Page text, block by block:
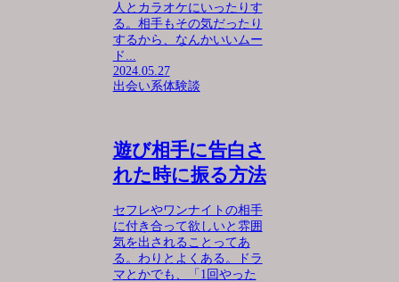
人とカラオケにいったりす
る。相手もその気だったり
するから、なんかいいムー
ド...
2024.05.27
出会い系体験談
遊び相手に告白さ
れた時に振る方法
セフレやワンナイトの相手
に付き合って欲しいと雰囲
気を出されることってあ
る。わりとよくある。ドラ
マとかでも、「1回やった